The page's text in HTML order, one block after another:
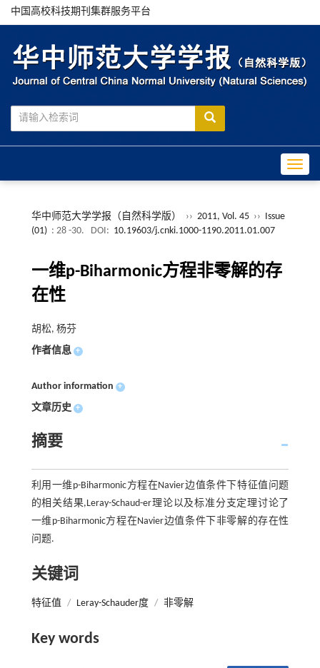
中国高校科技期刊集群服务平台
华中师范大学学报（自然科学版） ›› 2011, Vol. 45 ››
Issue
(01) : 28 -30. DOI: 10.19603/j.cnki.1000-1190.2011.01.007
一维p-Biharmonic方程非零解的存
在性
胡松, 杨芬
作者信息 +
Author information +
文章历史 +
摘要
利用一维p-Biharmonic方程在Navier边值条件下特征值问题
的相关结果,Leray-Schaud-er理论以及标准分支定理讨论了
一维p-Biharmonic方程在Navier边值条件下非零解的存在性
问题.
关键词
特征值 / Leray-Schauder度 / 非零解
Key words